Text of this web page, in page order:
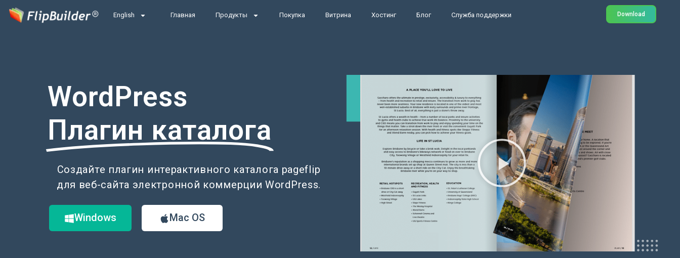
English Главная Продукты Покупка Витрина Хостинг Блог Служба поддержки Download
WordPress
Плагин каталога
Создайте плагин интерактивного каталога pageflip
для веб-сайта электронной коммерции WordPress.
Windows Mac OS